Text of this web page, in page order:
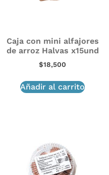
Caja con mini alfajores
de arroz Halvas x15und
$18,500
Añadir al carrito